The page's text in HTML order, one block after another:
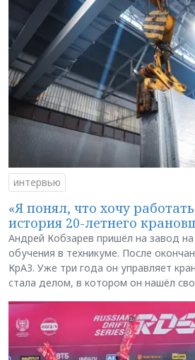
интервью
«Я понял, что хочу
история 20-летнего
Андрей Кобзарев пришёл на завод
обучения в техникуме. После
КрАЗ. Уже три года он управляет
стала делом, в котором он нашёл